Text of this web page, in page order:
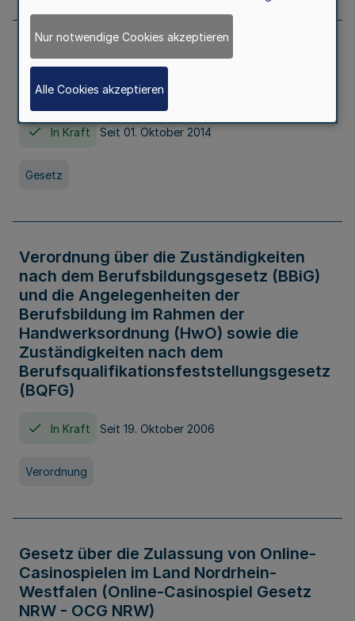
Gesetz über die Hochschulen des Landes
Nordrhein-Westfalen (Hochschulgesetz -
HG)
In Kraft Seit 01. Oktober 2014
Gesetz
Verordnung über die Zuständigkeiten
nach dem Berufsbildungsgesetz (BBiG)
und die Angelegenheiten der
Berufsbildung im Rahmen der
Handwerksordnung (HwO) sowie die
Zuständigkeiten nach dem
Berufsqualifikationsfeststellungsgesetz
(BQFG)
In Kraft Seit 19. Oktober 2006
Verordnung
Gesetz über die Zulassung von Online-
Casinospielen im Land Nordrhein-
Westfalen (Online-Casinospiel Gesetz
NRW - OCG NRW)
Nur notwendige Cookies akzeptieren
Alle Cookies akzeptieren